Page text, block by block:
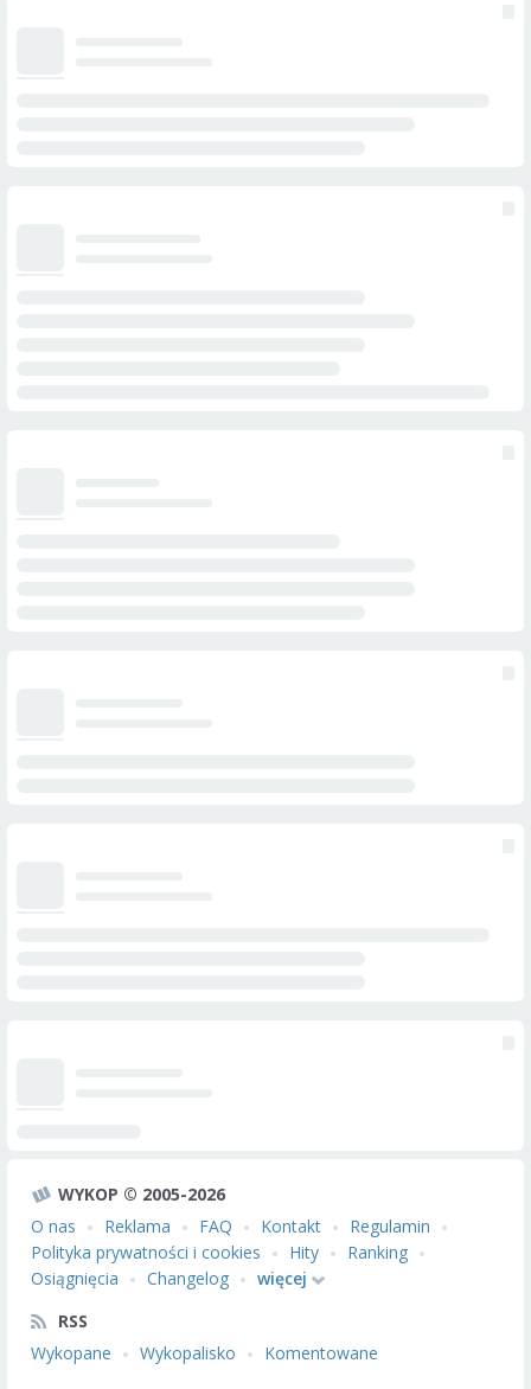
WYKOP © 2005-2026
O nas
Reklama FAQ Kontakt
Regulamin
Polityka prywatności i cookies
Hity
Ranking
Osiągnięcia
Changelog
więcej
RSS
Wykopane
Wykopalisko
Komentowane